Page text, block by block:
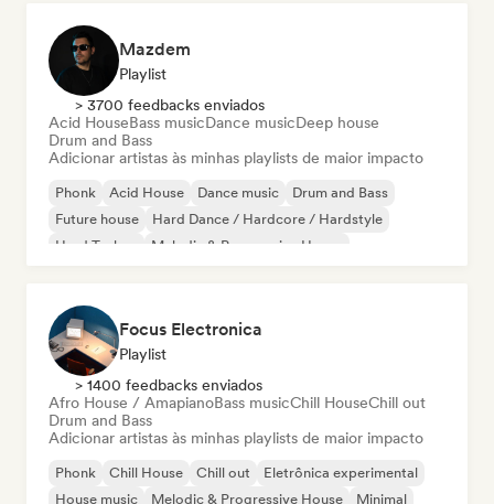
Mazdem
Playlist
> 3700 feedbacks enviados
Acid HouseBass musicDance musicDeep house
Drum and Bass
Adicionar artistas às minhas playlists de maior impacto
Phonk Acid House Dance music
Drum and Bass
Future house
Hard Dance / Hardcore / Hardstyle
Hard Techno
Melodic & Progressive House
Focus Electronica
Playlist
> 1400 feedbacks enviados
Afro House / AmapianoBass musicChill HouseChill out
Drum and Bass
Adicionar artistas às minhas playlists de maior impacto
Phonk Chill House Chill out
Eletrônica experimental
House music
Melodic & Progressive House
Minimal